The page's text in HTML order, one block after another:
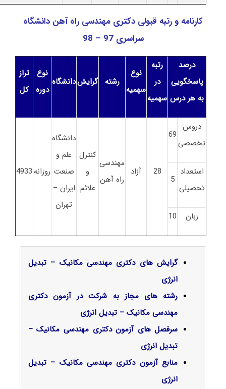
کارنامه و رتبه قبولی دکتری مهندسی راه آهن دانشگاه
سراسری 97 – 98
درصد
پاسخگویی
به هر درس
رتبه
در
سهمیه
نوع
سهمیه
رشته گرایشدانشگاه
نوع
دوره
تراز
کل
دروس
تخصصی
69
28 آزاد
مهندسی
راه آهن
کنترل
و
علائم
دانشگاه
علم و
صنعت
ایران –
تهران
روزانه 4933
استعداد
تحصیلی
5
زبان 10
گرایش‌ های دکتری مهندسی مکانیک – تبدیل
انرژی
رشته های مجاز به شرکت در آزمون دکتری
مهندسی مکانیک – تبدیل انرژی
سرفصل‌ های آزمون دکتری مهندسی مکانیک –
تبدیل انرژی
منابع آزمون دکتری مهندسی مکانیک – تبدیل
انرژی